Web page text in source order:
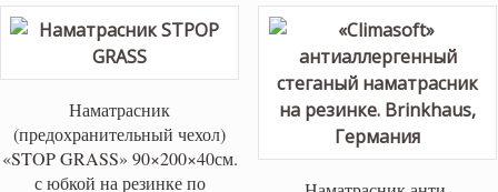
Наматрасник
(предохранительный чехол)
«STOP GRASS» 90×200×40см.
с юбкой на резинке по